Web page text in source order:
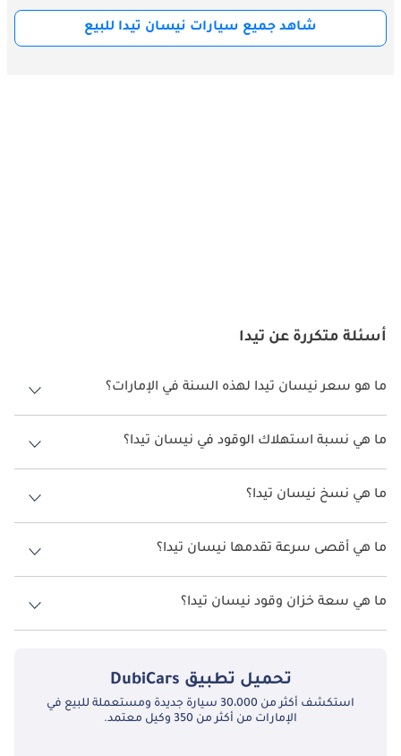
شاهد جميع سيارات نيسان تيدا للبيع
أسئلة متكررة عن تيدا
ما هو سعر نيسان تيدا لهذه السنة في الإمارات؟
نيسان تيدا لهذه السنة في الإمارات هو TBD.
ما هي نسبة استهلاك الوقود في نيسان تيدا؟
اقترحت الشركة المصنعة أن تكون نسبة توفير استهلاك الوقود لسيارة
نيسان تيدا هو TBD.
ما هي نسخ نيسان تيدا؟
نسخ نيسان تيدا هي .
ما هي أقصى سرعة تقدمها نيسان تيدا؟
السرعة القصوى نيسان تيدا هي TBD.
ما هي سعة خزان وقود نيسان تيدا؟
تبلغ سعة خزان الوقود في نيسان تيدا TBD.
تحميل تطبيق DubiCars
استكشف أكثر من 30،000 سيارة جديدة ومستعملة للبيع في
الإمارات من أكثر من 350 وكيل معتمد.